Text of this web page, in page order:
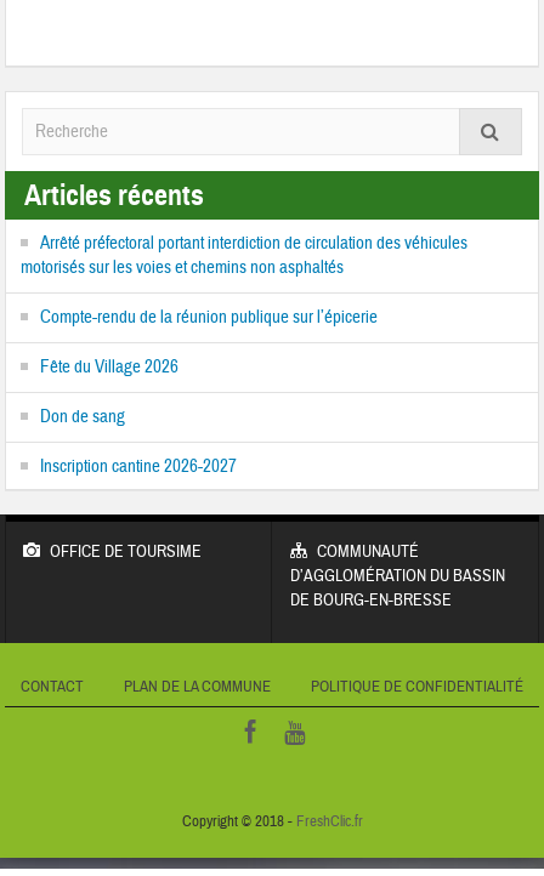
Articles récents
Arrêté préfectoral portant interdiction de circulation des véhicules
motorisés sur les voies et chemins non asphaltés
Compte-rendu de la réunion publique sur l’épicerie
Fête du Village 2026
Don de sang
Inscription cantine 2026-2027
OFFICE DE TOURSIME
COMMUNAUTÉ
D’AGGLOMÉRATION DU BASSIN
DE BOURG-EN-BRESSE
CONTACT PLAN DE LA COMMUNE POLITIQUE DE CONFIDENTIALITÉ
Copyright © 2018 - FreshClic.fr